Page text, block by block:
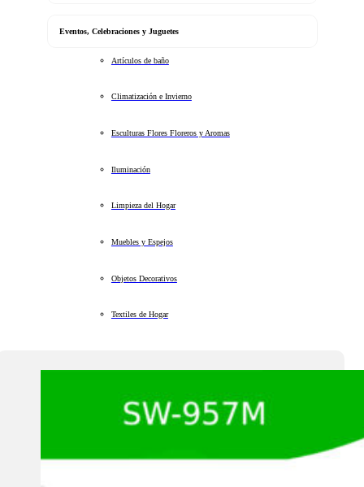
Eventos, Celebraciones y Juguetes
Artículos de baño
Climatización e Invierno
Esculturas Flores Floreros y Aromas
Iluminación
Limpieza del Hogar
Muebles y Espejos
Objetos Decorativos
Textiles de Hogar